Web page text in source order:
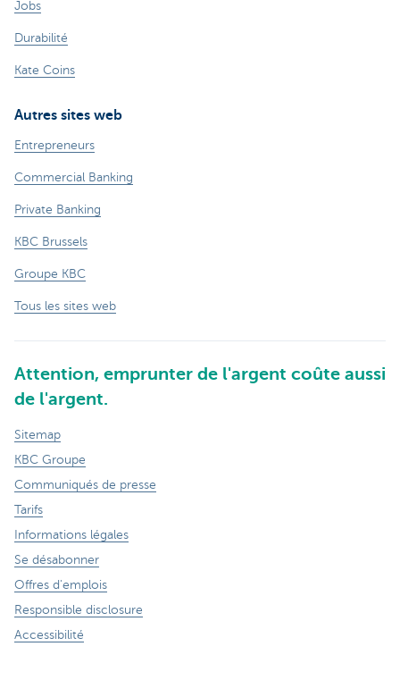
Jobs
Durabilité
Kate Coins
Autres sites web
Entrepreneurs
Commercial Banking
Private Banking
KBC Brussels
Groupe KBC
Tous les sites web
Attention, emprunter de l'argent coûte aussi
de l'argent.
Sitemap
KBC Groupe
Communiqués de presse
Tarifs
Informations légales
Se désabonner
Offres d'emplois
Responsible disclosure
Accessibilité